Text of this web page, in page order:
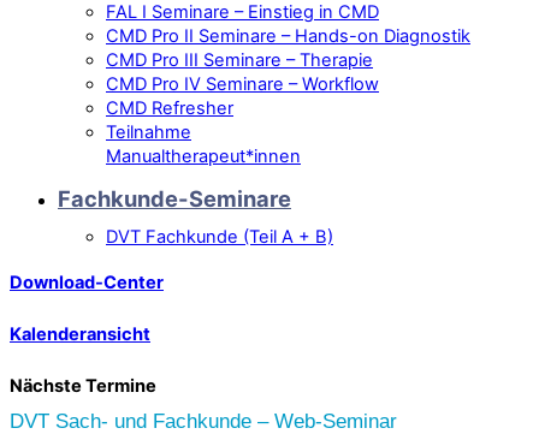
FAL I Seminare – Einstieg in CMD
CMD Pro II Seminare – Hands-on Diagnostik
CMD Pro III Seminare – Therapie
CMD Pro IV Seminare – Workflow
CMD Refresher
Teilnahme
Manualtherapeut*innen
Fachkunde-Seminare
DVT Fachkunde (Teil A + B)
Download-Center
Kalenderansicht
Nächste Termine
DVT Sach- und Fachkunde – Web-Seminar